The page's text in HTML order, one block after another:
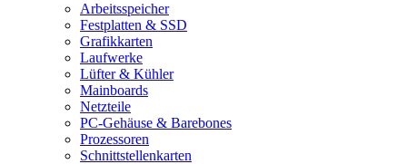
Arbeitsspeicher
Festplatten & SSD
Grafikkarten
Laufwerke
Lüfter & Kühler
Mainboards
Netzteile
PC-Gehäuse & Barebones
Prozessoren
Schnittstellenkarten